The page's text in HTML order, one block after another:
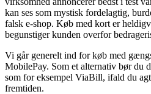
kan ses som mystisk fordelagtig,
falsk e-shop. Køb med kort er
begunstiger kunden overfor
Vi går generelt ind for køb med
MobilePay. Som et alternativ bør du
som for eksempel ViaBill, ifald du
fremtiden.